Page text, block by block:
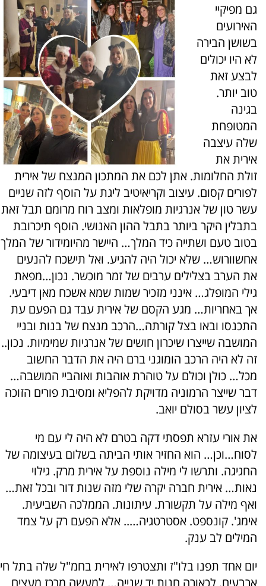
גם מפיקיי
האירועים
בשושן הבירה
לא היו יכולים
לבצע זאת
טוב יותר.
בגינה
המטופחת
שלה עיצבה
אירית את
זולת החלומות. אתן לכם את המתכון המנצח של אירית
לפורים קסום. עיצוב וקריאיטיב ליגת על הוסף לזה שניים
עשר טון של אנרגיות מופלאות ומצב רוח מרומם תבל זאת
בתבלין היקר ביותר בתבל ההון האנושי. הוסף תיכרובת
בטוב טעם ושתייה כיד המלך… היישר מהיומידור של המלך
אחשוורוש… שלא יכול היה להגיע. ואל תישכח להנעים
את הערב בצלילים ערבים של זמר מוכשר. נכון…מפאת
גילי המופלג… אינני מזכיר שמות שמא אשכח מאן דיבעי.
אך באחריות… מגע הקסם של אירית עבד גם הפעם עת
התכנסו ובאו בצל קורתה…הרכב מנצח של בנות ובניי
המושבה שייצרו שיכרון חושים של אנרגיות שמימיות. נכון..
זה לא היה הרכב הומוגני ברם היה את הדבר החשוב
מכל… כולן וכולם על טוהרת אוהבות ואוהביי המושבה…
דבר שייצר הרמוניה מדויקת להפליא ומסיבת פורים הזוכה
לציון עשר בסולם יואב.
את אורי עזרא תפסתי דקה בטרם לא היה לי עם מי
לסוח…וכן… הוא החזיר אותי הביתה בשלום בעיצומה של
החגיגה. ותרשו לי מילה נוספת על אירית מרק. גילוי
נאות… אירית חברה יקרה שלי מזה שנות דור ובכל זאת…
ואף מילה על תקשורת. עיתונות. הממלכה השביעית.
אימג'. קונספט. אסטרטגיה….. אלא הפעם רק על צמד
המילים לב ענק.
יום אחד תפנו בלו"ז ותצטרפו לאירית בחמ"ל שלה בתל חי
ארבעים. לכאורה חנות יד שנייה… למעשה מרכז מעצים